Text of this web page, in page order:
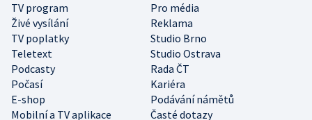
TV program
Pro média
Živé vysílání
Reklama
TV poplatky
Studio Brno
Teletext
Studio Ostrava
Podcasty
Rada ČT
Počasí
Kariéra
E-shop
Podávání námětů
Mobilní a TV aplikace
Časté dotazy